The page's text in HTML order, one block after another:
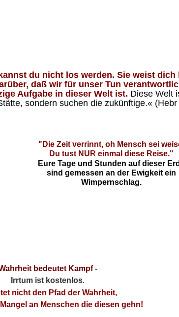
du nicht los werden. Sie weist dich
daß wir für unser Tun
Aufgabe in dieser Welt ist. Diese Welt
sondern suchen die zukünftige.« (Hebr
"Die Zeit verrinnt, oh Mensch sei
Du tust NUR einmal diese Reise."
Eure Tage und Stunden auf dieser
sind gemessen an der Ewigkeit ein
Wimpernschlag.
bedeutet Kampf-
Irrtum ist kostenlos.
nicht den Pfad der Wahrheit,
an Menschen die diesen gehn!